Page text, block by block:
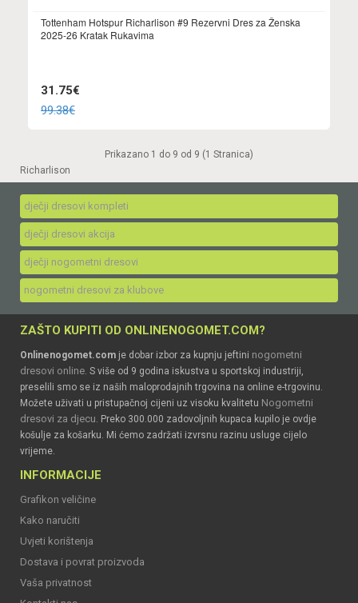
Tottenham Hotspur Richarlison #9 Rezervni Dres za Ženska
2025-26 Kratak Rukavima
31.75€
99.38€
Prikazano 1 do 9 od 9 (1 Stranica)
Richarlison
dječji dresovi kompleti
dječji dresovi akcija
dječji nogometni dresovi
nogometni dresovi za klubove
ZAŠTO KUPITI OD ONLINENOGOMET.COM?
Onlinenogomet.com je dobar izbor za kupnju jeftini nogometni
dresovi online . S više od 9 godina iskustva u sportskoj industriji,
preselili smo se iz naših maloprodajnih trgovina na online e-trgovinu.
Možete uživati u pristupačnoj cijeni uz visoku kvalitetu Nogometni
dresovi za djecu . Preko 300.000 zadovoljnih kupaca kupilo je ovdje
košulje za košarku. Mi ćemo zadržati izvrsnu razinu usluge cijelo
vrijeme.
INFORMACIJE
Grafikon veličine
Kako naručiti
Uvjeti korištenja
Dostava i povrat proizvoda
Vaša privatnost